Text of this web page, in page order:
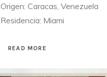
Origen: Caracas, Venezuela
Residencia: Miami
READ MORE